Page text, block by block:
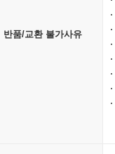
반품/교환 불가사유